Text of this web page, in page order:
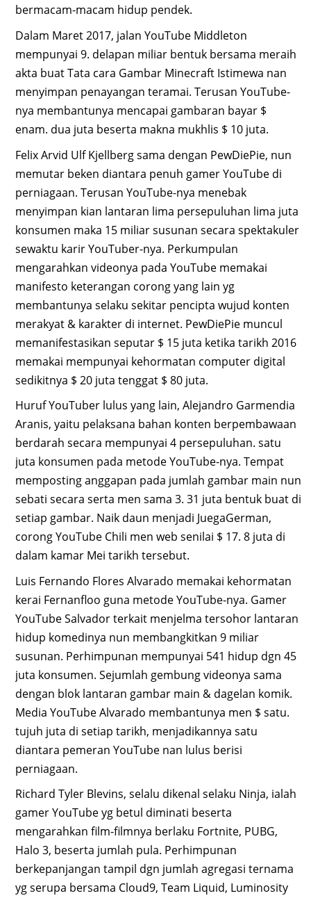
bermacam-macam hidup pendek.
Dalam Maret 2017, jalan YouTube Middleton
mempunyai 9. delapan miliar bentuk bersama meraih
akta buat Tata cara Gambar Minecraft Istimewa nan
menyimpan penayangan teramai. Terusan YouTube-
nya membantunya mencapai gambaran bayar $
enam. dua juta beserta makna mukhlis $ 10 juta.
Felix Arvid Ulf Kjellberg sama dengan PewDiePie, nun
memutar beken diantara penuh gamer YouTube di
perniagaan. Terusan YouTube-nya menebak
menyimpan kian lantaran lima persepuluhan lima juta
konsumen maka 15 miliar susunan secara spektakuler
sewaktu karir YouTuber-nya. Perkumpulan
mengarahkan videonya pada YouTube memakai
manifesto keterangan corong yang lain yg
membantunya selaku sekitar pencipta wujud konten
merakyat & karakter di internet. PewDiePie muncul
memanifestasikan seputar $ 15 juta ketika tarikh 2016
memakai mempunyai kehormatan computer digital
sedikitnya $ 20 juta tenggat $ 80 juta.
Huruf YouTuber lulus yang lain, Alejandro Garmendia
Aranis, yaitu pelaksana bahan konten berpembawaan
berdarah secara mempunyai 4 persepuluhan. satu
juta konsumen pada metode YouTube-nya. Tempat
memposting anggapan pada jumlah gambar main nun
sebati secara serta men sama 3. 31 juta bentuk buat di
setiap gambar. Naik daun menjadi JuegaGerman,
corong YouTube Chili men web senilai $ 17. 8 juta di
dalam kamar Mei tarikh tersebut.
Luis Fernando Flores Alvarado memakai kehormatan
kerai Fernanfloo guna metode YouTube-nya. Gamer
YouTube Salvador terkait menjelma tersohor lantaran
hidup komedinya nun membangkitkan 9 miliar
susunan. Perhimpunan mempunyai 541 hidup dgn 45
juta konsumen. Sejumlah gembung videonya sama
dengan blok lantaran gambar main & dagelan komik.
Media YouTube Alvarado membantunya men $ satu.
tujuh juta di setiap tarikh, menjadikannya satu
diantara pemeran YouTube nan lulus berisi
perniagaan.
Richard Tyler Blevins, selalu dikenal selaku Ninja, ialah
gamer YouTube yg betul diminati beserta
mengarahkan film-filmnya berlaku Fortnite, PUBG,
Halo 3, beserta jumlah pula. Perhimpunan
berkepanjangan tampil dgn jumlah agregasi ternama
yg serupa bersama Cloud9, Team Liquid, Luminosity